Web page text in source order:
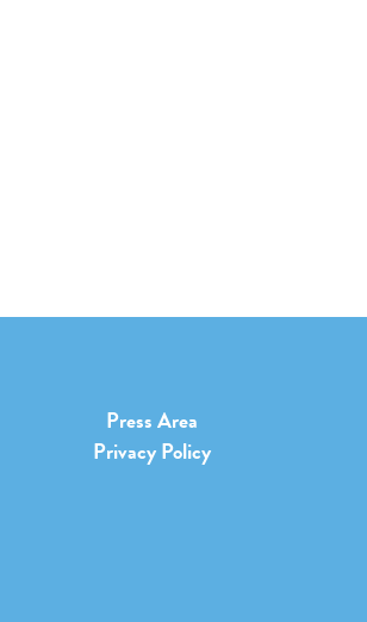
Press Area
Privacy Policy